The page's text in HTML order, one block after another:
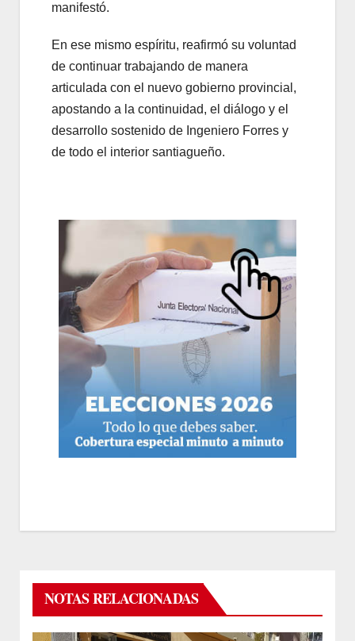
manifestó.
En ese mismo espíritu, reafirmó su voluntad
de continuar trabajando de manera
articulada con el nuevo gobierno provincial,
apostando a la continuidad, el diálogo y el
desarrollo sostenido de Ingeniero Forres y
de todo el interior santiagueño.
NOTAS RELACIONADAS